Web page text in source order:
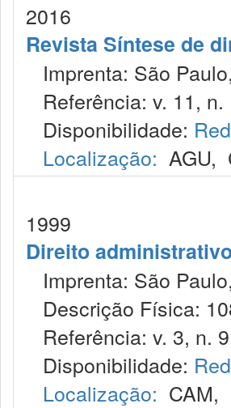
2016
Revista Síntese de
Imprenta: São
Referência: v. 11,
Disponibilidade:
Localização: AGU,
1999
Direito
Imprenta: São
Descrição Física:
Referência: v. 3, n.
Disponibilidade:
Localização: CAM,